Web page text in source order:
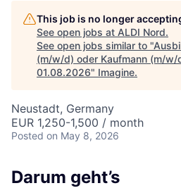
This job is no longer
See open jobs at ALDI Nord.
See open jobs similar to "
(m/w/d) oder Kaufmann (m/w/
01.08.2026" Imagine.
Neustadt, Germany
EUR 1,250-1,500 / month
Posted on May 8, 2026
Darum geht’s